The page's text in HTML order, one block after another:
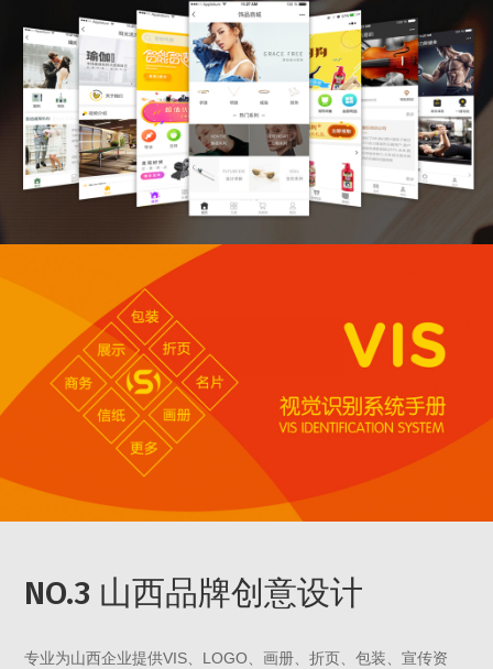
NO.3 山西品牌创意设计
专业为山西企业提供VIS、LOGO、画册、折页、包装、宣传资